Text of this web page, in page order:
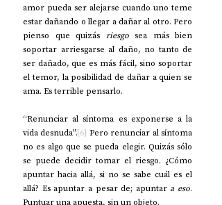
amor pueda ser alejarse cuando uno teme
estar dañando o llegar a dañar al otro. Pero
pienso que quizás riesgo sea más bien
soportar arriesgarse al daño, no tanto de
ser dañado, que es más fácil, sino soportar
el temor, la posibilidad de dañar a quien se
ama. Es terrible pensarlo.
“Renunciar al síntoma es exponerse a la
vida desnuda”.[6] Pero renunciar al síntoma
no es algo que se pueda elegir. Quizás sólo
se puede decidir tomar el riesgo. ¿Cómo
apuntar hacia allá, si no se sabe cuál es el
allá? Es apuntar a pesar de; apuntar a eso.
Puntuar una apuesta, sin un objeto.